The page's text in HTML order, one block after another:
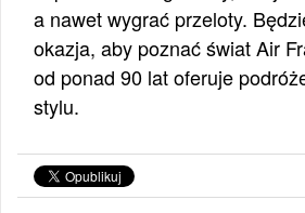
a nawet wygrać przeloty.
okazja, aby poznać świat Air
od ponad 90 lat oferuje
stylu.